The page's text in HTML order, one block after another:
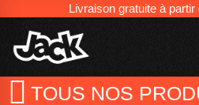
Livraison gratuite à
TOUS NOS